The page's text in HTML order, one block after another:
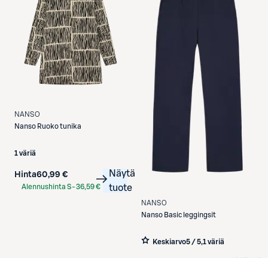
NANSO
Nanso Ruoko tunika
1 väriä
Hinta60,99 €
Alennushinta S-36,59 €
Näytä
tuote
NANSO
Nanso Basic leggingsit
Keskiarvo5 / 5,1 väriä